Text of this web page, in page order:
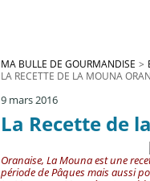
MA BULLE DE GOURMANDISE >
LA RECETTE DE LA MOUNA
9 mars 2016
La Recette de
Oranaise, La Mouna est une
période de Pâques mais aussi